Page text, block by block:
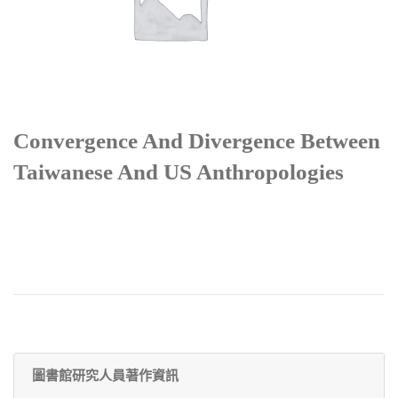
Convergence And Divergence Between
Taiwanese And US Anthropologies
圖書館研究人員著作資訊